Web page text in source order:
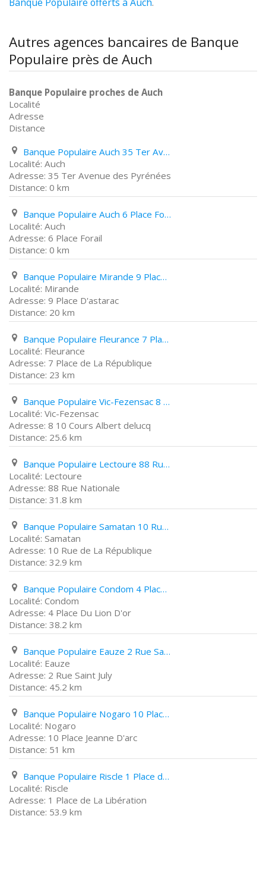
Autres agences bancaires de Banque
Populaire près de Auch
Banque Populaire proches de Auch
Localité
Adresse
Distance
Banque Populaire Auch 35 Ter Avenue des Pyrénées
Auch
35 Ter Avenue des Pyrénées
0 km
Banque Populaire Auch 6 Place Forail
Auch
6 Place Forail
0 km
Banque Populaire Mirande 9 Place D'astarac
Mirande
9 Place D'astarac
20 km
Banque Populaire Fleurance 7 Place de La République
Fleurance
7 Place de La République
23 km
Banque Populaire Vic-Fezensac 8 10 Cours Albert delucq
Vic-Fezensac
8 10 Cours Albert delucq
25.6 km
Banque Populaire Lectoure 88 Rue Nationale
Lectoure
88 Rue Nationale
31.8 km
Banque Populaire Samatan 10 Rue de La République
Samatan
10 Rue de La République
32.9 km
Banque Populaire Condom 4 Place Du Lion D'or
Condom
4 Place Du Lion D'or
38.2 km
Banque Populaire Eauze 2 Rue Saint July
Eauze
2 Rue Saint July
45.2 km
Banque Populaire Nogaro 10 Place Jeanne D'arc
Nogaro
10 Place Jeanne D'arc
51 km
Banque Populaire Riscle 1 Place de La Libération
Riscle
1 Place de La Libération
53.9 km